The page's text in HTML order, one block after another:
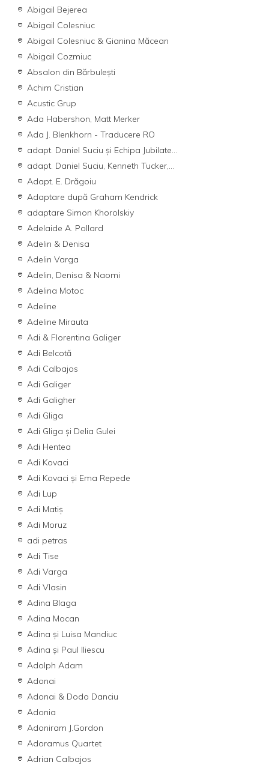
Abigail Bejerea
Abigail Colesniuc
Abigail Colesniuc & Gianina Măcean
Abigail Cozmiuc
Absalon din Bărbulești
Achim Cristian
Acustic Grup
Ada Habershon, Matt Merker
Ada J. Blenkhorn - Traducere RO
adapt. Daniel Suciu și Echipa Jubilate...
adapt. Daniel Suciu, Kenneth Tucker,...
Adapt. E. Drăgoiu
Adaptare după Graham Kendrick
adaptare Simon Khorolskiy
Adelaide A. Pollard
Adelin & Denisa
Adelin Varga
Adelin, Denisa & Naomi
Adelina Motoc
Adeline
Adeline Mirauta
Adi & Florentina Galiger
Adi Belcotă
Adi Calbajos
Adi Galiger
Adi Galigher
Adi Gliga
Adi Gliga și Delia Gulei
Adi Hentea
Adi Kovaci
Adi Kovaci și Ema Repede
Adi Lup
Adi Matiş
Adi Moruz
adi petras
Adi Tise
Adi Varga
Adi Vlasin
Adina Blaga
Adina Mocan
Adina şi Luisa Mandiuc
Adina și Paul Iliescu
Adolph Adam
Adonai
Adonai & Dodo Danciu
Adonia
Adoniram J.Gordon
Adoramus Quartet
Adrian Calbajos